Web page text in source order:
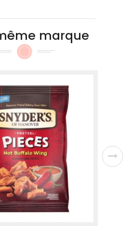
marque